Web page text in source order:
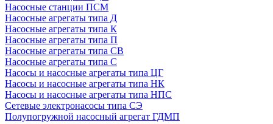
Насосные станции ПСМ
Насосные агрегаты типа Д
Насосные агрегаты типа К
Насосные агрегаты типа П
Насосные агрегаты типа СВ
Насосные агрегаты типа С
Насосы и насосные агрегаты типа ЦГ
Насосы и насосные агрегаты типа НК
Насосы и насосные агрегаты типа НПС
Сетевые электронасосы типа СЭ
Полупогружной насосный агрегат ГДМП